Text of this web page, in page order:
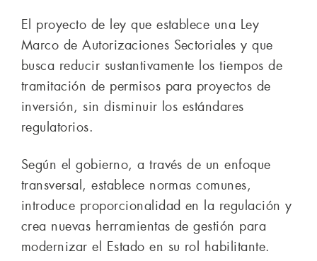
El proyecto de ley que establece una Ley
Marco de Autorizaciones Sectoriales y que
busca reducir sustantivamente los tiempos de
tramitación de permisos para proyectos de
inversión, sin disminuir los estándares
regulatorios.
Según el gobierno, a través de un enfoque
transversal, establece normas comunes,
introduce proporcionalidad en la regulación y
crea nuevas herramientas de gestión para
modernizar el Estado en su rol habilitante.